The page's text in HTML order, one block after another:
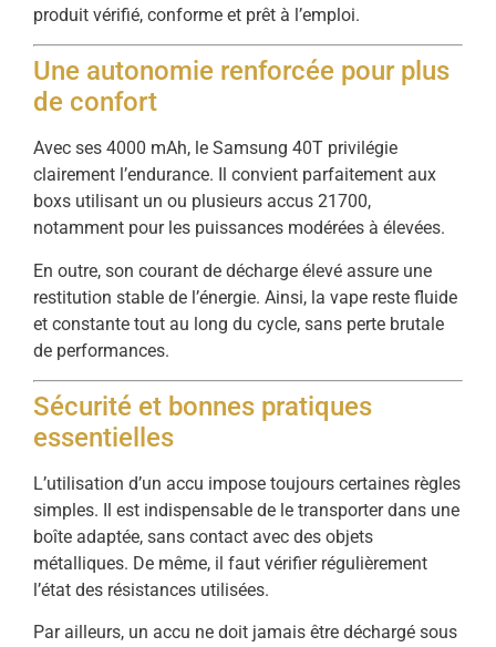
produit vérifié, conforme et prêt à l’emploi.
Une autonomie renforcée pour plus
de confort
Avec ses 4000 mAh, le Samsung 40T privilégie
clairement l’endurance. Il convient parfaitement aux
boxs utilisant un ou plusieurs accus 21700,
notamment pour les puissances modérées à élevées.
En outre, son courant de décharge élevé assure une
restitution stable de l’énergie. Ainsi, la vape reste fluide
et constante tout au long du cycle, sans perte brutale
de performances.
Sécurité et bonnes pratiques
essentielles
L’utilisation d’un accu impose toujours certaines règles
simples. Il est indispensable de le transporter dans une
boîte adaptée, sans contact avec des objets
métalliques. De même, il faut vérifier régulièrement
l’état des résistances utilisées.
Par ailleurs, un accu ne doit jamais être déchargé sous